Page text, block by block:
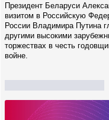
Президент Беларуси
визитом в Российскую
России Владимира Путина
другими высокими
торжествах в честь
войне.